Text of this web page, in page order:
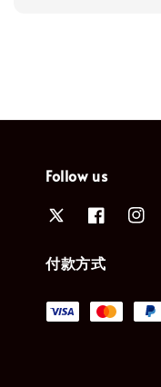
Follow us
付款方式